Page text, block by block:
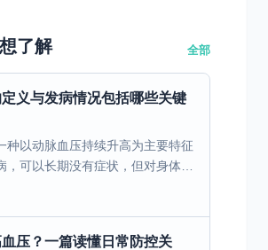
了解 全部
义与发病情况包括哪些关键
种以动脉血压持续升高为主要特征
，可以长期没有症状，但对身体的
高血压的发病受到多种因素的影
压？一篇读懂日常防控关